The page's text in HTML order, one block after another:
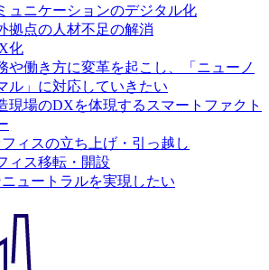
ュニケーションのデジタル化
拠点の人材不足の解消
化
や働き方に変革を起こし、「ニューノ
ル」に対応していきたい
現場のDXを体現するスマートファクト
ィスの立ち上げ・引っ越し
ィス移転・開設
ュートラルを実現したい